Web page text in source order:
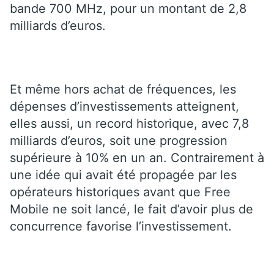
bande 700 MHz, pour un montant de 2,8
milliards d’euros.
Et même hors achat de fréquences, les
dépenses d’investissements atteignent,
elles aussi, un record historique, avec 7,8
milliards d’euros, soit une progression
supérieure à 10% en un an. Contrairement à
une idée qui avait été propagée par les
opérateurs historiques avant que Free
Mobile ne soit lancé, le fait d’avoir plus de
concurrence favorise l’investissement.